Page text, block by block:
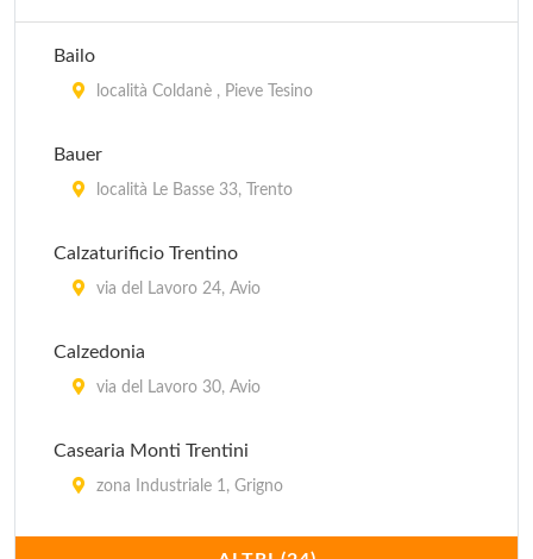
Bailo
località Coldanè , Pieve Tesino
Bauer
località Le Basse 33, Trento
Calzaturificio Trentino
via del Lavoro 24, Avio
Calzedonia
via del Lavoro 30, Avio
Casearia Monti Trentini
zona Industriale 1, Grigno
Caseificio di Predazzo